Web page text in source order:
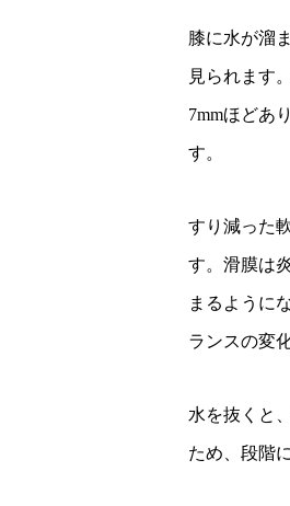
膝に水が溜
見られます
7mmほどあ
す。
すり減った
す。滑膜は
まるように
ランスの変
水を抜くと
ため、段階